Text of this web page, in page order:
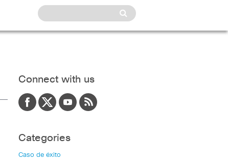
Connect with us
Categories
Caso de éxito